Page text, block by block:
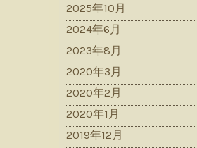
2025年10月
2024年6月
2023年8月
2020年3月
2020年2月
2020年1月
2019年12月